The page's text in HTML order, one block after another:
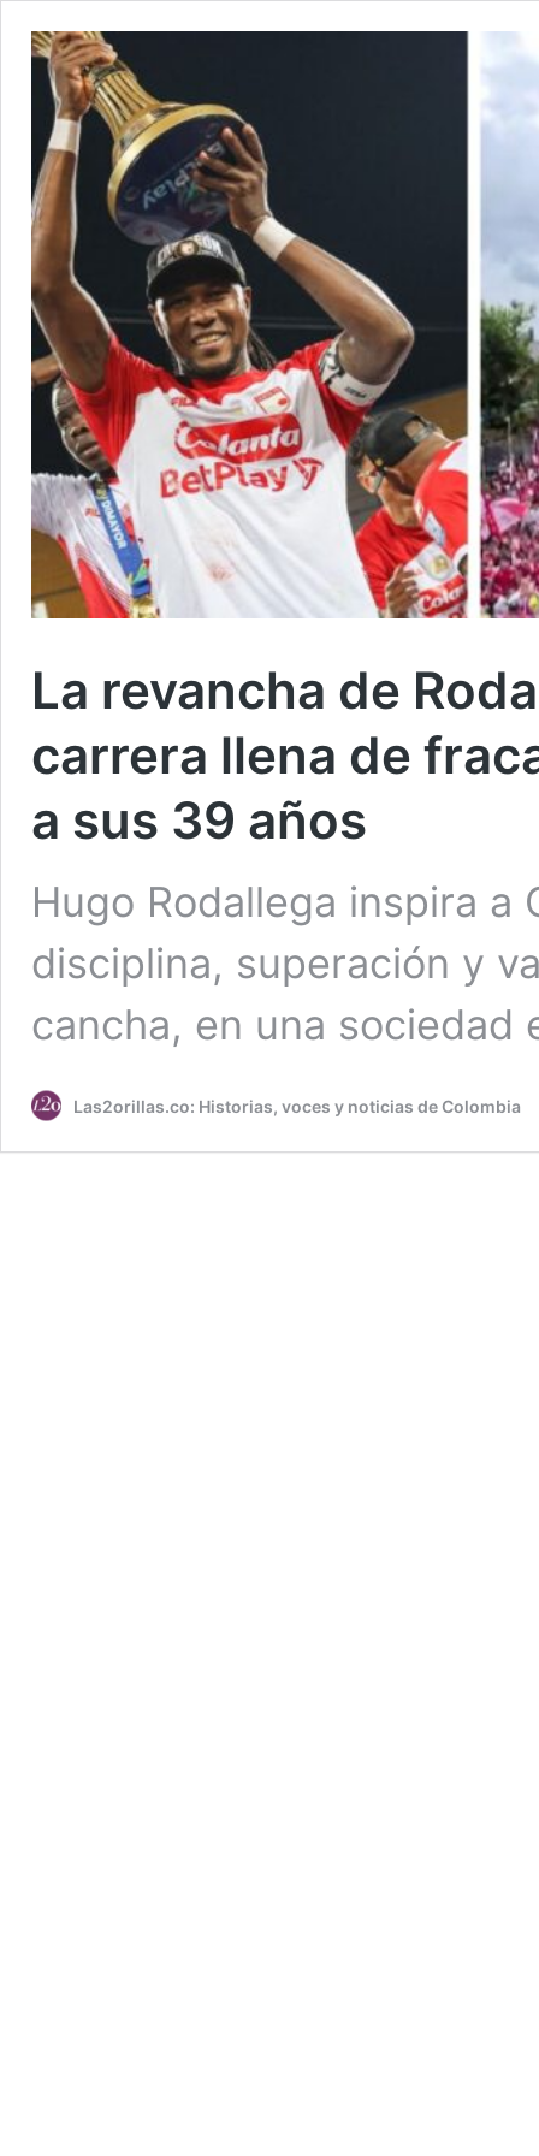
La revancha de
carrera llena de
a sus 39 años
Hugo Rodallega inspira a
disciplina, superación y
cancha, en una sociedad
Las2orillas.co: Historias, voces y noticias de Colombia